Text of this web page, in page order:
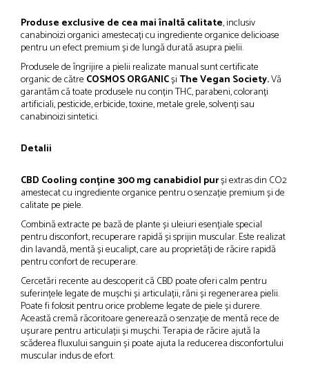
Produse exclusive de cea mai înaltă calitate, inclusiv
canabinoizi organici amestecați cu ingrediente organice delicioase
pentru un efect premium și de lungă durată asupra pielii.
Produsele de îngrijire a pielii realizate manual sunt certificate
organic de către COSMOS ORGANICși The Vegan Society.Vă
garantăm că toate produsele nu conțin THC, parabeni, coloranți
artificiali, pesticide, erbicide, toxine, metale grele, solvenți sau
canabinoizi sintetici.
Detalii
CBD Cooling conține 300 mg canabidiol purși extras din CO2
amestecat cu ingrediente organice pentru o senzație premium și de
calitate pe piele.
Combină extracte pe bază de plante și uleiuri esențiale special
pentru disconfort, recuperare rapidă și sprijin muscular. Este realizat
din lavandă, mentă și eucalipt, care au proprietăți de răcire rapidă
pentru confort de recuperare.
Cercetări recente au descoperit că CBD poate oferi calm pentru
suferințele legate de mușchi și articulații, răni și regenerarea pielii.
Poate fi folosit pentru orice probleme legate de piele și durere.
Această cremă răcoritoare generează o senzație de mentă rece de
ușurare pentru articulații și mușchi. Terapia de răcire ajută la
scăderea fluxului sanguin și poate ajuta la reducerea disconfortului
muscular indus de efort.